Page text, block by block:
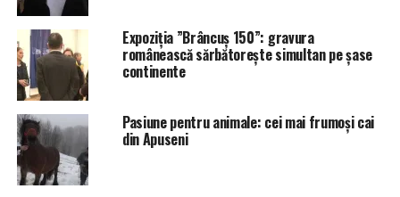
Expoziția ”Brâncuș 150”: gravura
românească sărbătorește simultan pe șase
continente
Pasiune pentru animale: cei mai frumoși cai
din Apuseni